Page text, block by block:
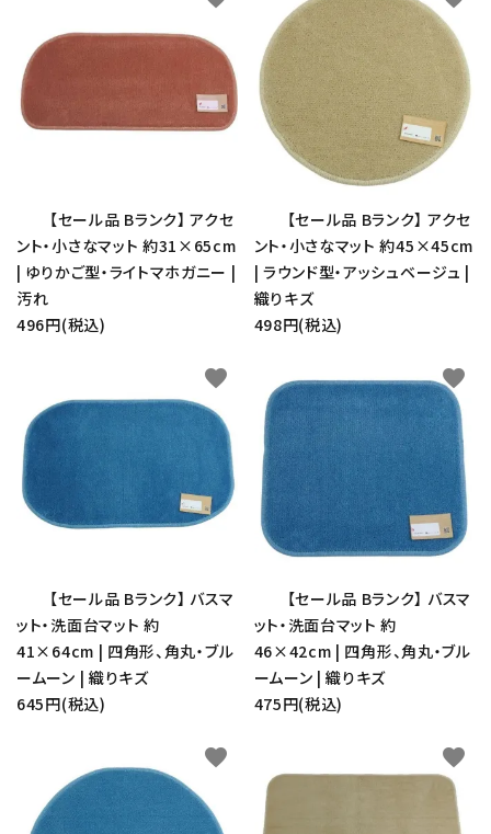
【セール品 Bランク】 アクセ
ント・小さなマット 約31×65cm
| ゆりかご型・ライトマホガニー |
汚れ
496円(税込)
【セール品 Bランク】 アクセ
ント・小さなマット 約45×45cm
| ラウンド型・アッシュベージュ |
織りキズ
498円(税込)
【セール品 Bランク】 バスマ
ット・洗面台マット 約
41×64cm | 四角形、角丸・ブル
ームーン | 織りキズ
645円(税込)
favorite
【セール品 Bランク】 バスマ
ット・洗面台マット 約
46×42cm | 四角形、角丸・ブル
ームーン | 織りキズ
475円(税込)
favorite
favorite favorite
カテゴリー